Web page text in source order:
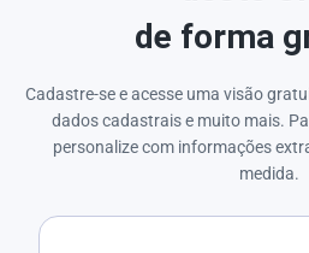
de forma
Cadastre-se e acesse uma visão
dados cadastrais e muito mais.
personalize com informações
medida.